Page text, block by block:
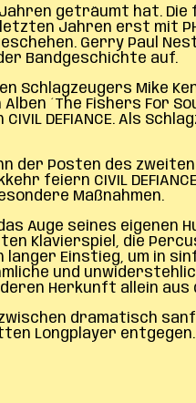
geträumt hat. Die
Jahren erst mit
Gerry Paul
Bandgeschichte auf.
Schlagzeugers Mike
´The Fishers For
DEFIANCE. Als
der Posten des
feiern CIVIL
Maßnahmen.
Auge seines
Klavierspiel, die
Einstieg, um in
und
Herkunft allein aus
dramatisch
Longplayer entgegen.